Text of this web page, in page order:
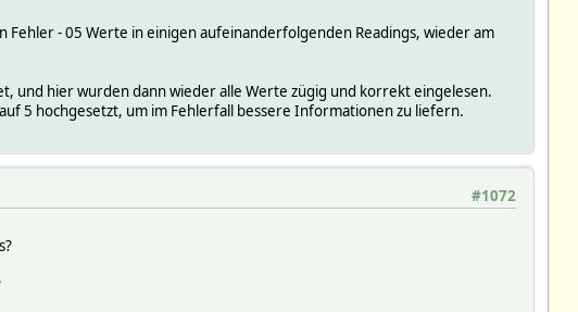
Fehler - 05 Werte in einigen aufeinanderfolgenden Readings, wieder am
und hier wurden dann wieder alle Werte zügig und korrekt eingelesen.
5 hochgesetzt, um im Fehlerfall bessere Informationen zu liefern.
#1072